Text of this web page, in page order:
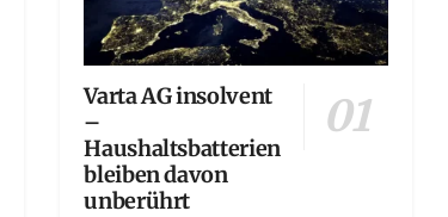
Varta AG insolvent
–
Haushaltsbatterien
bleiben davon
unberührt